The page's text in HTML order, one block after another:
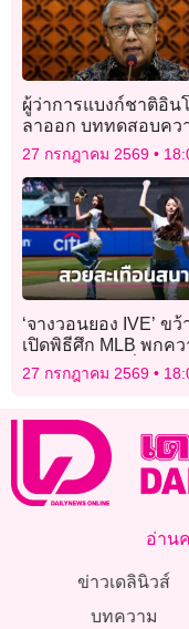
ผู้ว่าการแบงก์ชาติอิน
ลาออก บททดสอบคว
อิสระของนโยบายกา
27 กรกฎาคม 2569
‘จางวอนยอง IVE’ ขว้
เปิดพิธีศึก MLB พกค
นำโชคพาเจ้าถิ่น ‘New
Mets’ พลิกคว้าชัย
27 กรกฎาคม 2569
อ่าน
ข่าวเดลินิวส์
บทความ